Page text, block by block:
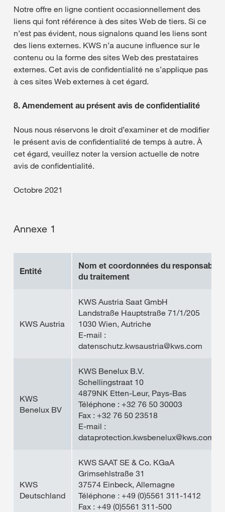
Notre offre en ligne contient occasionnellement des
liens qui font référence à des sites Web de tiers. Si ce
n’est pas évident, nous signalons quand les liens sont
des liens externes. KWS n’a aucune influence sur le
contenu ou la forme des sites Web des prestataires
externes. Cet avis de confidentialité ne s’applique pas
à ces sites Web externes à cet égard.
8. Amendement au présent avis de confidentialité
Nous nous réservons le droit d’examiner et de modifier
le présent avis de confidentialité de temps à autre. À
cet égard, veuillez noter la version actuelle de notre
avis de confidentialité.
Octobre 2021
Annexe 1
Entité
Nom et coordonnées du responsable
du traitement
KWS Austria
KWS Austria Saat GmbH
Landstraße Hauptstraße 71/1/205
1030 Wien, Autriche
E-mail :
datenschutz.kwsaustria@kws.com
KWS
Benelux BV
KWS Benelux B.V.
Schellingstraat 10
4879NK Etten-Leur, Pays-Bas
Téléphone : +32 76 50 30003
Fax : +32 76 50 23518
E-mail :
dataprotection.kwsbenelux@kws.com
KWS
Deutschland
KWS SAAT SE & Co. KGaA
Grimsehlstraße 31
37574 Einbeck, Allemagne
Téléphone : +49 (0)5561 311-1412
Fax : +49 (0)5561 311-500